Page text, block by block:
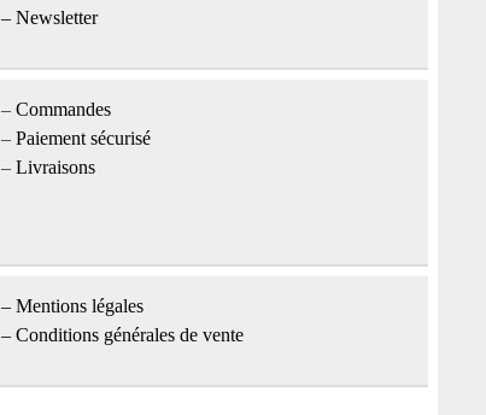
– Newsletter
–Commandes
–Paiement sécurisé
–Livraisons
–Mentions légales
– Conditions générales de vente